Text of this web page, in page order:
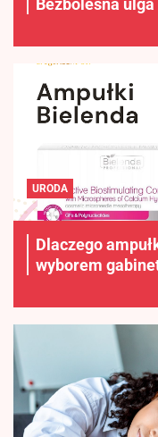
Bezbolesna
URODA
Dlaczego
wyborem